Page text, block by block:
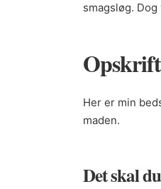
smagsløg.
Her er min
maden.
Det skal